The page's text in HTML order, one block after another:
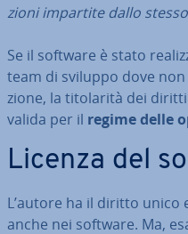
zio­ni impartite dallo
Se il software è stato
team di sviluppo dove
zio­ne, la ti­to­la­ri­tà dei
valida per il regime delle
Licenza del
L’autore ha il diritto unico
anche nei software. Ma,